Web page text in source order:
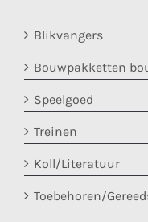
Blikvangers
Bouwpakketten
Speelgoed
Treinen
Koll/Literatuur
Toebehoren/